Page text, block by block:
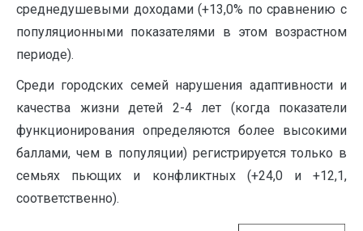
среднедушевыми доходами (+13,0% по сравнению с
популяционными показателями в этом возрастном
периоде).
Среди городских семей нарушения адаптивности и
качества жизни детей 2-4 лет (когда показатели
функционирования определяются более высокими
баллами, чем в популяции) регистрируется только в
семьях пьющих и конфликтных (+24,0 и +12,1,
соответственно).